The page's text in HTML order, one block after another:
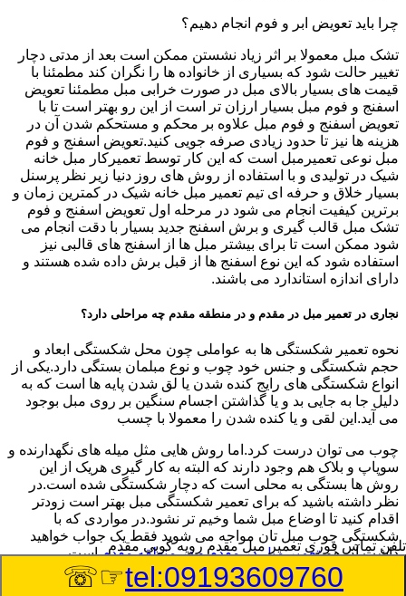
چرا باید تعویض ابر و فوم انجام دهیم؟
تشک مبل معمولا بر اثر زیاد نشستن ممکن است بعد از مدتی دچار
تغییر حالت شود که بسیاری از خانواده ها را نگران کند مطمئنا با
قیمت های بسیار بالای مبل در صورت خرابی مبل مطمئنا تعویض
اسفنج و فوم مبل بسیار ارزان تر است از این رو بهتر است تا با
تعویض اسفنج و فوم مبل علاوه بر محکم و مستحکم شدن آن در
هزینه ها نیز تا حدود زیادی صرفه جویی کنید.تعویض اسفنج و فوم
مبل نوعی تعمیرمبل است که این کار توسط تعمیرکار مبل خانه
شیک در تولیدی و با استفاده از روش های روز دنیا زیر نظر پرسنل
بسیار خلاق و حرفه ای تیم تعمیر مبل خانه شیک در کمترین زمان و
برترین کیفیت انجام می شود در مرحله اول تعویض اسفنج و فوم
تشک مبل قالب گیری و برش اسفنج جدید بسیار با دقت انجام می
شود ممکن است تا برای بیشتر مبل ها از اسفنج های قالبی نیز
استفاده شود که این نوع اسفنج ها از قبل برش داده شده هستند و
دارای اندازه استاندارد می باشند.
نجاری در تعمیر مبل در مقدم و در منطقه مقدم چه مراحلی دارد؟
نحوه تعمیر شکستگی ها به عواملی چون محل شکستگی ابعاد و
حجم شکستگی و جنس خود چوب و نوع مبلمان بستگی دارد.یکی از
انواع شکستگی های رایج کنده شدن یا لق شدن پایه ها است که به
دلیل جا به جایی بد و یا گذاشتن اجسام سنگین بر روی مبل بوجود
می آید.این لقی و یا کنده شدن را معمولا با چسب
چوب می توان درست کرد.اما روش هایی مثل میله های نگهدارنده و
سوپاپ و بلاک هم وجود دارند که البته به کار گیری هریک از این
روش ها بستگی به محلی است که دچار شکستگی شده است.در
نظر داشته باشید که برای تعمیر شکستگی مبل بهتر است زودتر
اقدام کنید تا اوضاع مبل شما وخیم تر نشود.در مواردی که با
شکستگی چوب مبل تان مواجه می شوید فقط یک جواب خواهید
داشت.آن همتعمیر مبل در مقدم و در منطقه مقدماست
8/7/2026 11:46:50 PM
تلفن تماس فوریتعمیر مبل مقدم رویه کوبی مقدم
tel:09193609760
☞☏